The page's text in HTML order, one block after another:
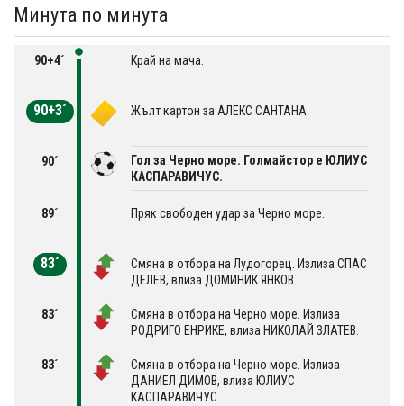
Минута по минута
90+4´ Край на мача.
90+3´ Жълт картон за АЛЕКС САНТАНА.
90´
Гол за Черно море. Голмайстор е ЮЛИУС
КАСПАРАВИЧУС.
89´ Пряк свободен удар за Черно море.
83´
Смяна в отбора на Лудогорец. Излиза СПАС
ДЕЛЕВ, влиза ДОМИНИК ЯНКОВ.
83´
Смяна в отбора на Черно море. Излиза
РОДРИГО ЕНРИКЕ, влиза НИКОЛАЙ ЗЛАТЕВ.
83´
Смяна в отбора на Черно море. Излиза
ДАНИЕЛ ДИМОВ, влиза ЮЛИУС
КАСПАРАВИЧУС.